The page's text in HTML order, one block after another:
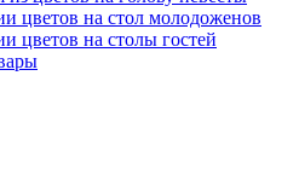
цветов на стол молодоженов
цветов на столы гостей